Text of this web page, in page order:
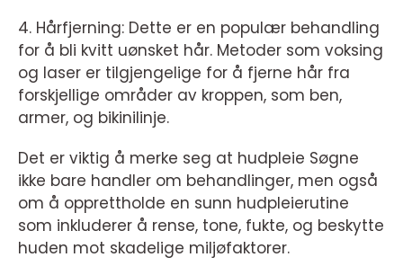
4. Hårfjerning: Dette er en populær behandling
for å bli kvitt uønsket hår. Metoder som voksing
og laser er tilgjengelige for å fjerne hår fra
forskjellige områder av kroppen, som ben,
armer, og bikinilinje.
Det er viktig å merke seg at hudpleie Søgne
ikke bare handler om behandlinger, men også
om å opprettholde en sunn hudpleierutine
som inkluderer å rense, tone, fukte, og beskytte
huden mot skadelige miljøfaktorer.